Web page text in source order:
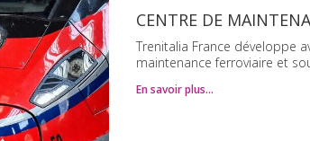
CENTRE DE
Trenitalia France développe
maintenance ferroviaire et
En savoir plus…